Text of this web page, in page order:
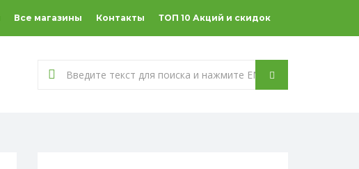
Все магазины Контакты ТОП 10 Акций и скидок